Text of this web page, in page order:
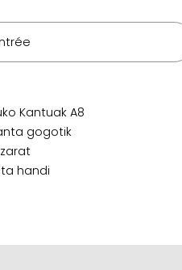
Kantuak A8
gogotik
handi